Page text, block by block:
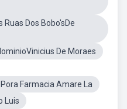
Ruas Dos Bobo'sDe
De Moraes
Farmacia Amare La
Luis